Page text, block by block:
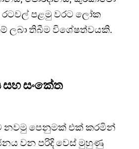
පළමු වරට ලෝක
ලබා තිබීම විශේෂත්වයකි.
සහ සංකේත
නවමු පෙනුමක් එක් කරමින්
වන පරිදි වෙස් මුහුණු